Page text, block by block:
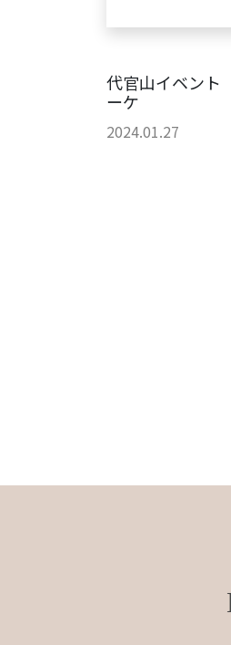
代官山イベン
ーケ
2024.01.27